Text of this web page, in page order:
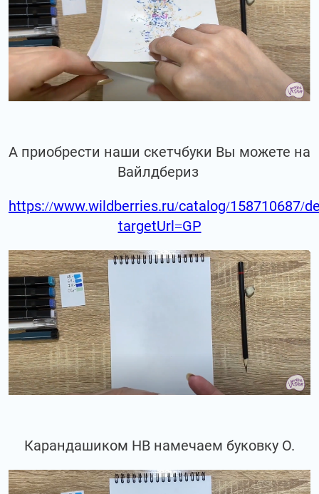
А приобрести наши скетчбуки Вы можете на
Вайлдбериз
https://www.wildberries.ru/catalog/158710687/
targetUrl=GP
Карандашиком НВ намечаем буковку О.